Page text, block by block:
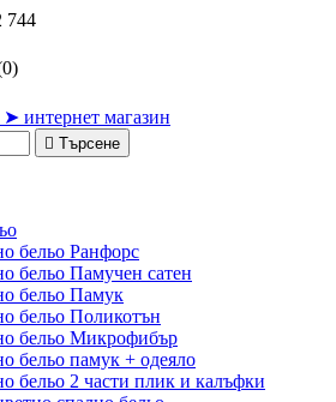
744
 Търсене
бельо Ранфорс
бельо Памучен сатен
бельо Памук
бельо Поликотън
бельо Микрофибър
бельо памук + одеяло
бельо 2 части плик и калъфки